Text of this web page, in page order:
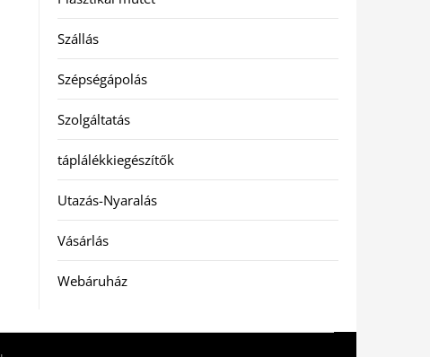
Szállás
Szépségápolás
Szolgáltatás
táplálékkiegészítők
Utazás-Nyaralás
Vásárlás
Webáruház